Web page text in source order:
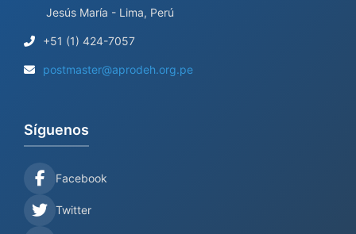
Jesús María - Lima, Perú
+51 (1) 424-7057
postmaster@aprodeh.org.pe
Síguenos
Facebook
Twitter